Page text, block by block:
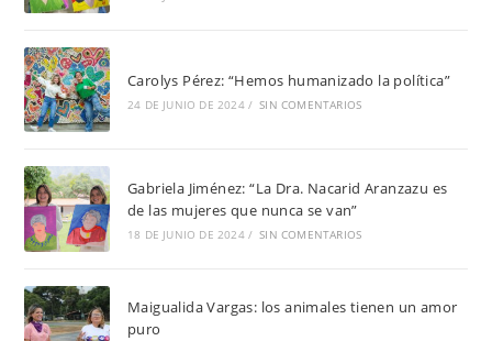
Carolys Pérez: “Hemos humanizado la política”
24 DE JUNIO DE 2024 / SIN COMENTARIOS
Gabriela Jiménez: “La Dra. Nacarid Aranzazu es
de las mujeres que nunca se van”
18 DE JUNIO DE 2024 / SIN COMENTARIOS
Maigualida Vargas: los animales tienen un amor
puro